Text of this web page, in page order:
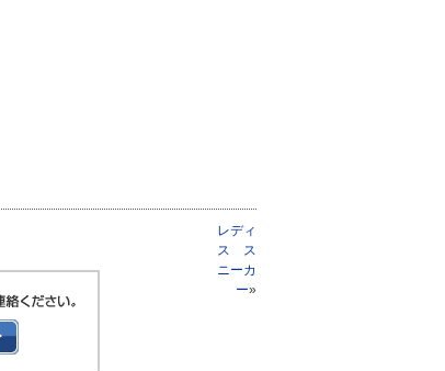
レディ
ス ス
ニーカ
ー»